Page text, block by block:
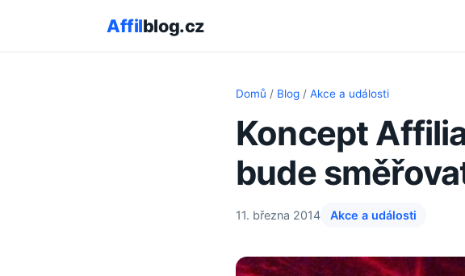
Affilblog.cz
Domů / Blog / Akce a události
Koncept
bude
11. března 2014 Akce a události